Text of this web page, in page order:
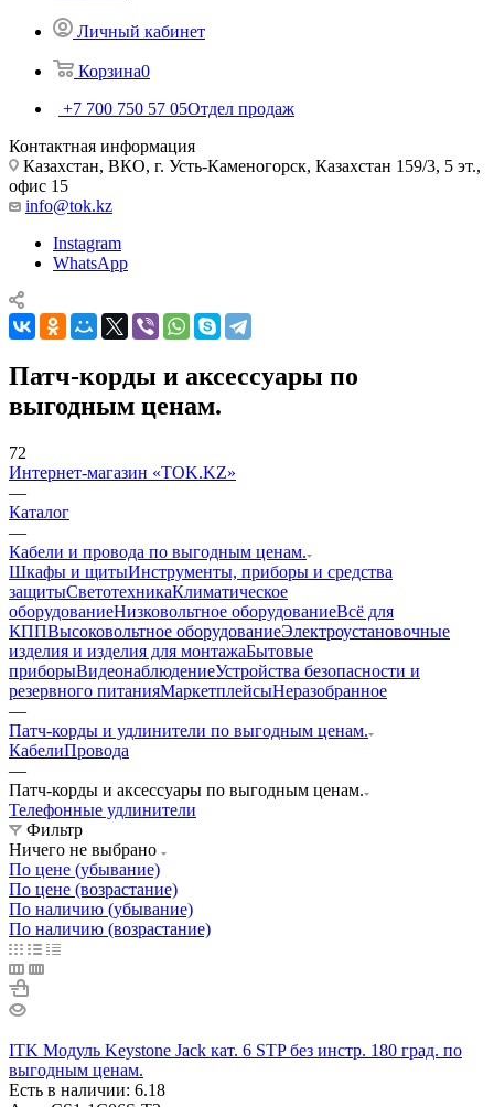
Личный кабинет
Корзина0
+7 700 750 57 05Отдел продаж
Контактная информация
Казахстан, ВКО, г. Усть-Каменогорск, Казахстан 159/3, 5 эт.,
офис 15
info@tok.kz
Instagram
WhatsApp
Патч-корды и аксессуары по
выгодным ценам.
72
Интернет-магазин «TOK.KZ»
—
Каталог
—
Кабели и провода по выгодным ценам.
Шкафы и щитыИнструменты, приборы и средства
защитыСветотехникаКлиматическое
оборудованиеНизковольтное оборудованиеВсё для
КППВысоковольтное оборудованиеЭлектроустановочные
изделия и изделия для монтажаБытовые
приборыВидеонаблюдениеУстройства безопасности и
резервного питанияМаркетплейсыНеразобранное
—
Патч-корды и удлинители по выгодным ценам.
КабелиПровода
—
Патч-корды и аксессуары по выгодным ценам.
Телефонные удлинители
Фильтр
Ничего не выбрано
По цене (убывание)
По цене (возрастание)
По наличию (убывание)
По наличию (возрастание)
ITK Модуль Keystone Jack кат. 6 STP без инстр. 180 град. по
выгодным ценам.
Есть в наличии: 6.18